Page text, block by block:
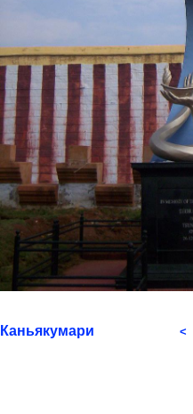
Каньякумари <